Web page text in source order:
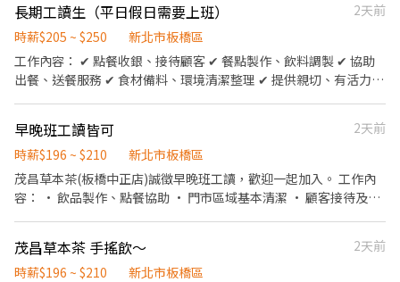
------------------------- 【工作內容】 💪🥤《外場服務》 1. 佈置及
清理餐桌、安排座位、為顧客帶位 2. 答覆有關餐飲問題，必要時提
供建議 3. 上水、上餐並提供有關用餐的服務 4. 收銀服務 5. 工作區域
和設備的清潔以及保養 🥦🥩《內場廚務》 1. 洗剝削切各種食材，烹
---------------------------- ⭕️歡迎對餐飲服務有高度的熱忱，態度
積極認真的在校生加入，配合各大專院校學期、學年實習業務，可
與學校簽訂相關合約。 ✅2026年1-2月、6-8月、12月期間限定特別
津貼！計時人員每小時薪資額外再加10元。 ✅每月工時達成獎勵，
總工時達100小時以上發放500元或達150小時以上者發放1,000元。
✅一天中能排班最少4小時、每周最少須提供16-20小時排班。兩周
排班一次，可彈性調整。 ✅假日能排班的兼職人員
長期工讀生（平日假日需要上班）
2天前
時薪$205 ~ $250
新北市板橋區
工作內容： ✔ 點餐收銀、接待顧客 ✔ 餐點製作、飲料調製 ✔ 協助
出餐、送餐服務 ✔ 食材備料、環境清潔整理 ✔ 提供親切、有活力的
作俐落，願意學習 ✨ 無經驗可，完整教學 💛 一起用熱騰騰的早餐，
開啟每位客人的美好一天！ 期待你的加入！
早晚班工讀皆可
2天前
時薪$196 ~ $210
新北市板橋區
茂昌草本茶(板橋中正店)誠徵早晚班工讀，歡迎一起加入。 工作內
容： • 飲品製作、點餐協助 • 門市區域基本清潔 • 顧客接待及簡
你。
茂昌草本茶 手搖飲～
2天前
時薪$196 ~ $210
新北市板橋區